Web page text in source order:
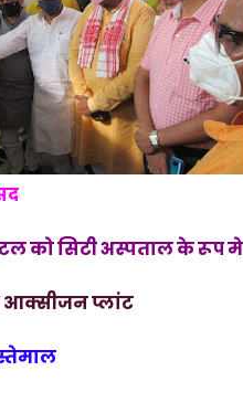
को सिटी अस्पताल के रूप
आक्सीजन प्लांट